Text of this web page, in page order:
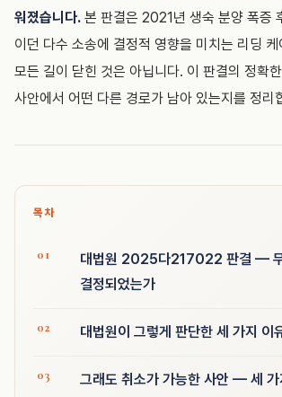
워졌습니다. 본 판결은 2021년 생숙 분양 폭증
이던 다수 소송에 결정적 영향을 미치는 리딩
모든 길이 닫힌 것은 아닙니다. 이 판결의 정확
사안에서 어떤 다른 경로가 남아 있는지를 정리
목차
대법원 2025다217022 판결 — 무
결정되었는가
대법원이 그렇게 판단한 세 가지 이
그래도 취소가 가능한 사안 — 세 가